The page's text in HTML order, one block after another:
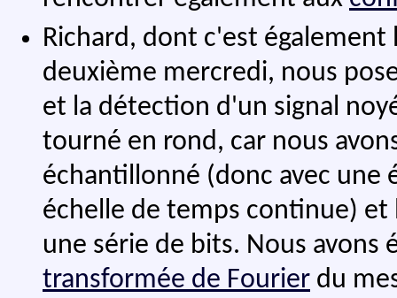
Richard, dont c'est
deuxième mercredi, nous
et la détection d'un signal
tourné en rond, car nous
échantillonné (donc avec une
échelle de temps continue)
une série de bits. Nous avons
transformée de Fourier du